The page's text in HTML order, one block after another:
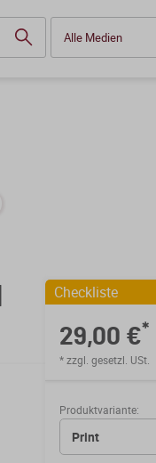
Alle Medien
Checkliste
29,00 €*
* zzgl. gesetzl. USt.
Produktvariante: